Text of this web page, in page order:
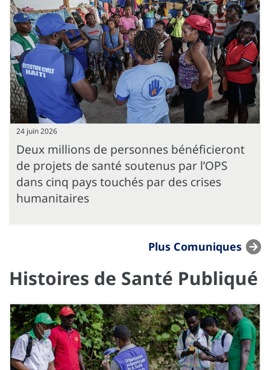
24 juin 2026
Deux millions de personnes bénéficieront
de projets de santé soutenus par l’OPS
dans cinq pays touchés par des crises
humanitaires
Plus Comuniques
Histoires de Santé Publiqué